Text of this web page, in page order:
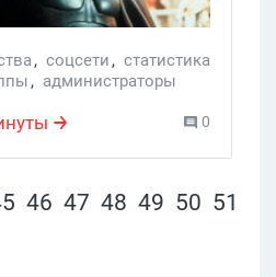
, соцсети, статистика
, администраторы
0
46 47 48 49 50 51